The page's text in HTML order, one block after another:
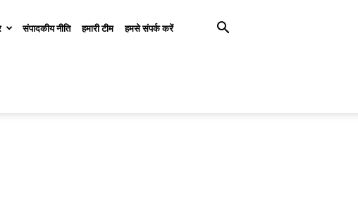
संपादकीय नीति हमारी टीम हमसे संपर्क करें